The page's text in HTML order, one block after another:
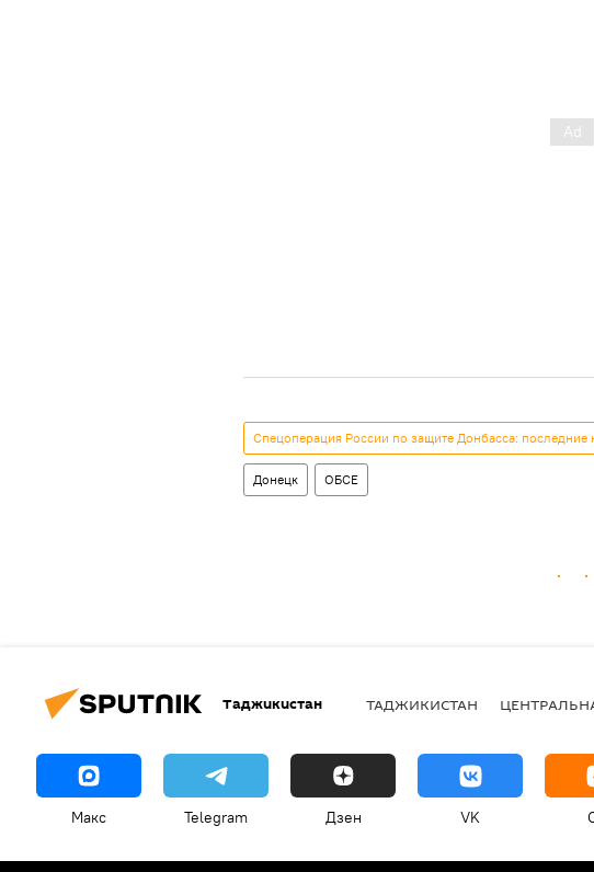
Спецоперация России по защите Донбасса: последние
Донецк ОБСЕ
Таджикистан ТАДЖИКИСТАН
Макс Telegram Дзен VK